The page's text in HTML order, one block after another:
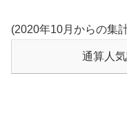
(2020年10月からの集
通算人